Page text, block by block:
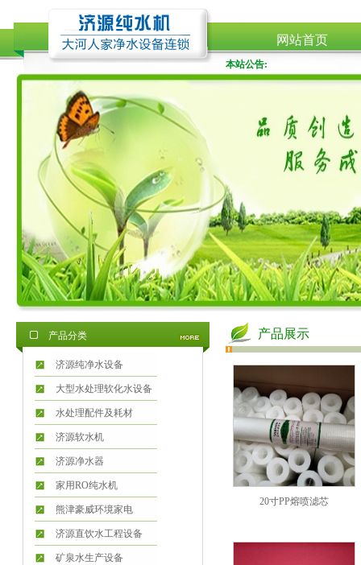
网站首页
本站公告:
产品分类
济源纯净水设备
大型水处理软化水设备
水处理配件及耗材
济源软水机
济源净水器
家用RO纯水机
熊津豪威环境家电
济源直饮水工程设备
矿泉水生产设备
产品展示
20寸PP熔喷滤芯